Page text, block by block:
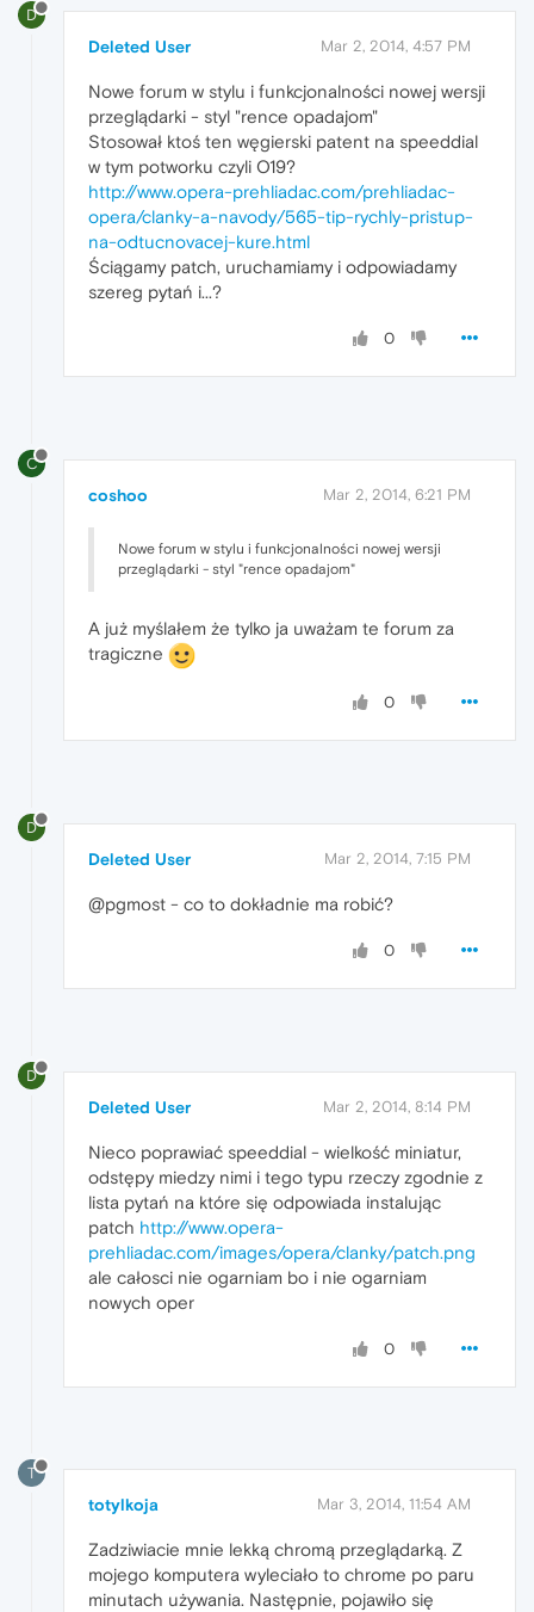
D
Deleted User Mar 2, 2014, 4:57 PM
Nowe forum w stylu i funkcjonalności nowej wersji
przeglądarki - styl "rence opadajom"
Stosował ktoś ten węgierski patent na speeddial
w tym potworku czyli O19?
http://www.opera-prehliadac.com/prehliadac-
opera/clanky-a-navody/565-tip-rychly-pristup-
na-odtucnovacej-kure.html
Ściągamy patch, uruchamiamy i odpowiadamy
szereg pytań i...?
0
C
coshoo Mar 2, 2014, 6:21 PM
Nowe forum w stylu i funkcjonalności nowej wersji
przeglądarki - styl "rence opadajom"
A już myślałem że tylko ja uważam te forum za
tragiczne
0
D
Deleted User Mar 2, 2014, 7:15 PM
@pgmost - co to dokładnie ma robić?
0
D
Deleted User Mar 2, 2014, 8:14 PM
Nieco poprawiać speeddial - wielkość miniatur,
odstępy miedzy nimi i tego typu rzeczy zgodnie z
lista pytań na które się odpowiada instalując
patch http://www.opera-
prehliadac.com/images/opera/clanky/patch.png
ale całosci nie ogarniam bo i nie ogarniam
nowych oper
0
T
totylkoja Mar 3, 2014, 11:54 AM
Zadziwiacie mnie lekką chromą przeglądarką. Z
mojego komputera wyleciało to chrome po paru
minutach używania. Następnie, pojawiło się